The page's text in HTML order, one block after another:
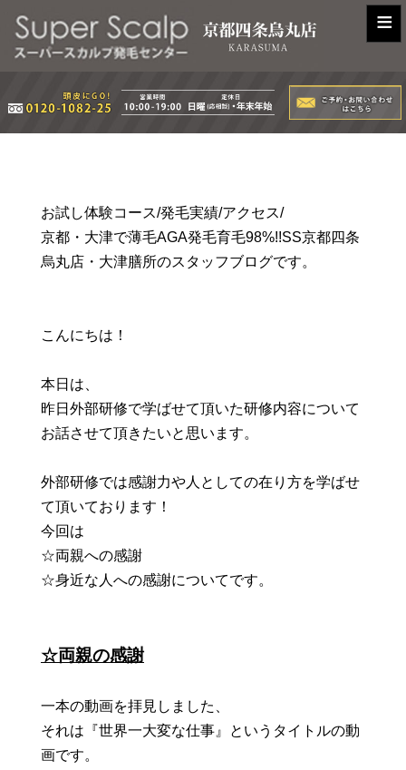
≡
お試し体験コース/発毛実績/アクセス/
京都・大津で薄毛AGA発毛育毛98%!!SS京都四条
烏丸店・大津膳所のスタッフブログです。
こんにちは！
本日は、
昨日外部研修で学ばせて頂いた研修内容について
お話させて頂きたいと思います。
外部研修では感謝力や人としての在り方を学ばせ
て頂いております！
今回は
☆両親への感謝
☆身近な人への感謝についてです。
☆両親の感謝
一本の動画を拝見しました、
それは『世界一大変な仕事』というタイトルの動
画です。